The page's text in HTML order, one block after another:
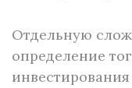
Отдельную
определение